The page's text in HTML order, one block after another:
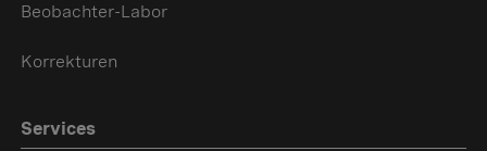
Beobachter-Labor
Korrekturen
Services